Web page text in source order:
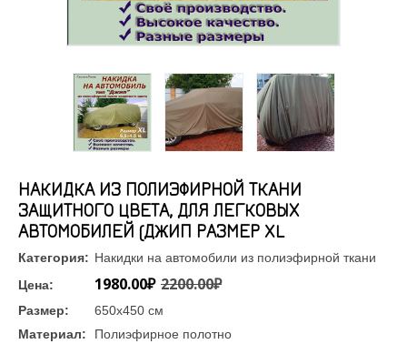
НАКИДКА ИЗ ПОЛИЭФИРНОЙ ТКАНИ
ЗАЩИТНОГО ЦВЕТА, ДЛЯ ЛЕГКОВЫХ
АВТОМОБИЛЕЙ (ДЖИП РАЗМЕР XL
Категория: Накидки на автомобили из полиэфирной ткани
Цена:
1980.00₽ 2200.00₽
Размер:
650х450 см
Материал:
Полиэфирное полотно